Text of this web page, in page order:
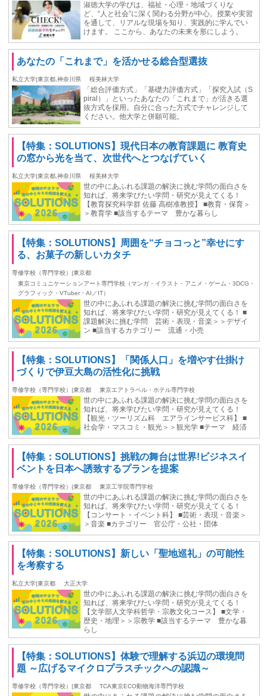
淑徳大学の学びは、福祉・心理・地域づくりな
ど、“人と社会”に深く関わる分野が中心。授業や実習
を通して、リアルな現場を知り、実践的に学んでい
けます。 ここから、あなたの未来を形にしよう。
あなたの「これまで」を活かせる総合型選抜
私立大学|東京都,神奈川県 桜美林大学
「総合評価方式」「基礎力評価方式」「探究入試（S
piral）」といったあなたの「これまで」が活きる選
抜方式を採用。自分に合った方式でチャレンジして
ください。他大学と併願可能。
【特集：SOLUTIONS】現代日本の教育課題に 教育史
の窓から光を当て、次世代へとつなげていく
私立大学|東京都,神奈川県 桜美林大学
世の中にあふれる課題の解決に挑む学問の面白さを
知れば、将来学びたい学問・研究が見えてくる！
【教育探究科学群 佐藤 高樹准教授】 ■教育・保育＞
＞教育学 ■該当するテーマ 豊かな暮らし
【特集：SOLUTIONS】周囲を“チョコっと”幸せにす
る、お菓子の新しいカタチ
専修学校（専門学校）|東京都
東京コミュニケーションアート専門学校（マンガ・イラスト・アニメ・ゲーム・3DCG・
グラフィック・VTuber・AI／IT）
世の中にあふれる課題の解決に挑む学問の面白さを
知れば、将来学びたい学問・研究が見えてくる！ ■
課題解決に挑む学問 芸術・表現・音楽＞＞デザイ
ン ■該当するカテゴリー 流通・小売
【特集：SOLUTIONS】「関係人口」を増やす仕掛け
づくりで伊豆大島の活性化に挑戦
専修学校（専門学校）|東京都 東京エアトラベル・ホテル専門学校
世の中にあふれる課題の解決に挑む学問の面白さを
知れば、将来学びたい学問・研究が見えてくる！
【観光・ツーリズム科 エアラインサービス科】 ■
社会学・マスコミ・観光＞＞観光学 ■テーマ 経済
【特集：SOLUTIONS】挑戦の舞台は世界!ビジネスイ
ベントを日本へ誘致するプランを提案
専修学校（専門学校）|東京都 東京工学院専門学校
世の中にあふれる課題の解決に挑む学問の面白さを
知れば、将来学びたい学問・研究が見えてくる！
【コンサート・イベント科】 ■芸術・表現・音楽＞
＞音楽 ■カテゴリー 官公庁・公社・団体
【特集：SOLUTIONS】新しい「聖地巡礼」の可能性
を考察する
私立大学|東京都 大正大学
世の中にあふれる課題の解決に挑む学問の面白さを
知れば、将来学びたい学問・研究が見えてくる！
【文学部人文学科哲学・宗教文化コース】 ■文学・
歴史・地理＞＞宗教学 ■該当するテーマ 豊かな暮
らし
【特集：SOLUTIONS】体験で理解する浜辺の環境問
題 ～広げるマイクロプラスチックへの認識～
専修学校（専門学校）|東京都 TCA東京ECO動物海洋専門学校